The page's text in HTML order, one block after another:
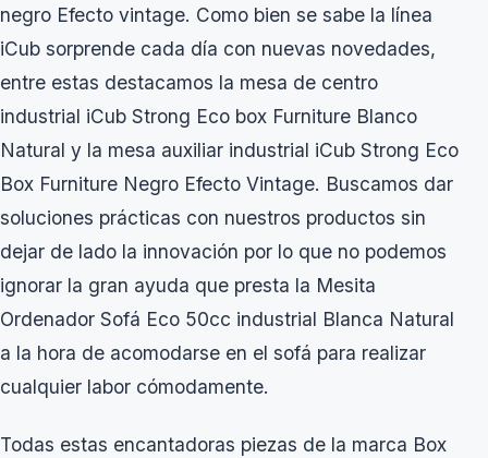
negro Efecto vintage. Como bien se sabe la línea
iCub sorprende cada día con nuevas novedades,
entre estas destacamos la mesa de centro
industrial iCub Strong Eco box Furniture Blanco
Natural y la mesa auxiliar industrial iCub Strong Eco
Box Furniture Negro Efecto Vintage. Buscamos dar
soluciones prácticas con nuestros productos sin
dejar de lado la innovación por lo que no podemos
ignorar la gran ayuda que presta la Mesita
Ordenador Sofá Eco 50cc industrial Blanca Natural
a la hora de acomodarse en el sofá para realizar
cualquier labor cómodamente.
Todas estas encantadoras piezas de la marca Box